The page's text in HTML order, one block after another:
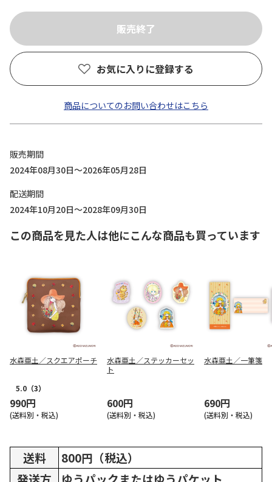
お気に入りに登録する
商品についてのお問い合わせはこちら
販売期間
2024年08月30日～2026年05月28日
配送期間
2024年10月20日～2028年09月30日
この商品を見た人は他にこんな商品も買っています
水森亜土／スクエアポーチ
5.0 （3）
990円
(送料別・税込)
水森亜土／ステッカーセッ
ト
600円
(送料別・税込)
水森亜土／一筆箋
690円
(送料別・税込)
送料
800円（税込）
発送方
ゆうパックまたはゆうパケット